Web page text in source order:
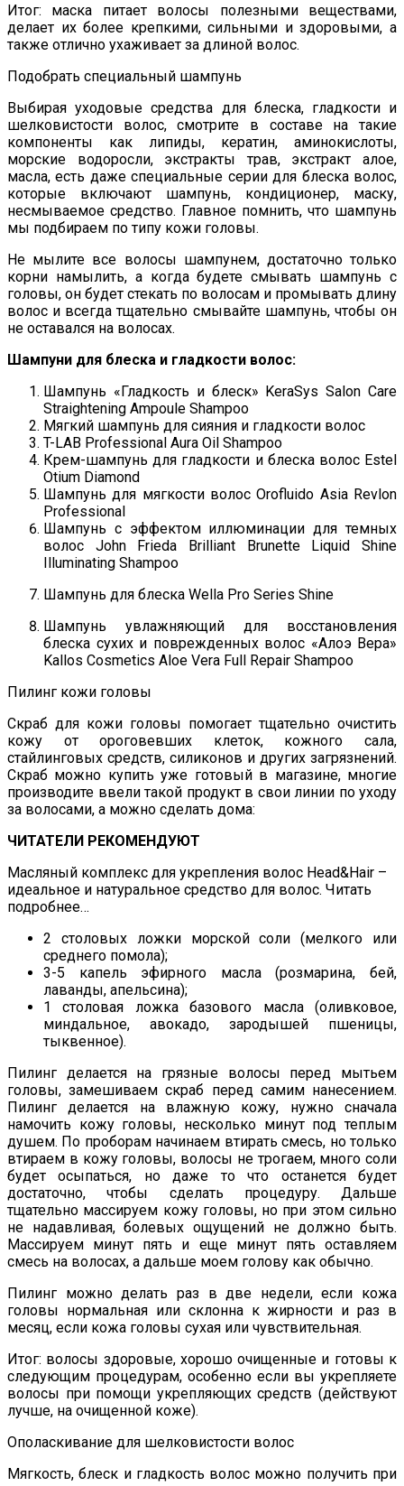
Итог: маска питает волосы полезными веществами,
делает их более крепкими, сильными и здоровыми, а
также отлично ухаживает за длиной волос.
Подобрать специальный шампунь
Выбирая уходовые средства для блеска, гладкости и
шелковистости волос, смотрите в составе на такие
компоненты как липиды, кератин, аминокислоты,
морские водоросли, экстракты трав, экстракт алое,
масла, есть даже специальные серии для блеска волос,
которые включают шампунь, кондиционер, маску,
несмываемое средство. Главное помнить, что шампунь
мы подбираем по типу кожи головы.
Не мылите все волосы шампунем, достаточно только
корни намылить, а когда будете смывать шампунь с
головы, он будет стекать по волосам и промывать длину
волос и всегда тщательно смывайте шампунь, чтобы он
не оставался на волосах.
Шампуни для блеска и гладкости волос:
Шампунь «Гладкость и блеск» KeraSys Salon Care
Straightening Ampoule Shampoo
Мягкий шампунь для сияния и гладкости волос
T-LAB Professional Aura Oil Shampoo
Крем-шампунь для гладкости и блеска волос Estel
Otium Diamond
Шампунь для мягкости волос Orofluido Asia Revlon
Professional
Шампунь с эффектом иллюминации для темных
волос John Frieda Brilliant Brunette Liquid Shine
Illuminating Shampoo
Шампунь для блеска Wella Pro Series Shine
Шампунь увлажняющий для восстановления
блеска сухих и поврежденных волос «Алоэ Вера»
Kallos Cosmetics Aloe Vera Full Repair Shampoo
Пилинг кожи головы
Скраб для кожи головы помогает тщательно очистить
кожу от ороговевших клеток, кожного сала,
стайлинговых средств, силиконов и других загрязнений.
Скраб можно купить уже готовый в магазине, многие
производите ввели такой продукт в свои линии по уходу
за волосами, а можно сделать дома:
ЧИТАТЕЛИ РЕКОМЕНДУЮТ
Масляный комплекс для укрепления волос Head&Hair –
идеальное и натуральное средство для волос. Читать
подробнее…
2 столовых ложки морской соли (мелкого или
среднего помола);
3-5 капель эфирного масла (розмарина, бей,
лаванды, апельсина);
1 столовая ложка базового масла (оливковое,
миндальное, авокадо, зародышей пшеницы,
тыквенное).
Пилинг делается на грязные волосы перед мытьем
головы, замешиваем скраб перед самим нанесением.
Пилинг делается на влажную кожу, нужно сначала
намочить кожу головы, несколько минут под теплым
душем. По проборам начинаем втирать смесь, но только
втираем в кожу головы, волосы не трогаем, много соли
будет осыпаться, но даже то что останется будет
достаточно, чтобы сделать процедуру. Дальше
тщательно массируем кожу головы, но при этом сильно
не надавливая, болевых ощущений не должно быть.
Массируем минут пять и еще минут пять оставляем
смесь на волосах, а дальше моем голову как обычно.
Пилинг можно делать раз в две недели, если кожа
головы нормальная или склонна к жирности и раз в
месяц, если кожа головы сухая или чувствительная.
Итог: волосы здоровые, хорошо очищенные и готовы к
следующим процедурам, особенно если вы укрепляете
волосы при помощи укрепляющих средств (действуют
лучше, на очищенной коже).
Ополаскивание для шелковистости волос
Мягкость, блеск и гладкость волос можно получить при